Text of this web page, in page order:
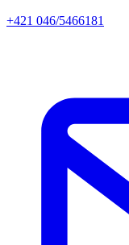
+421 046/5466181